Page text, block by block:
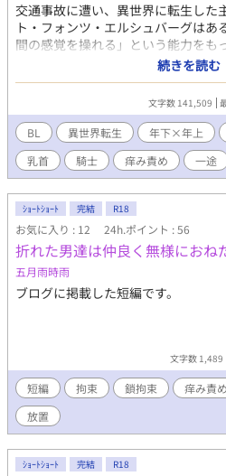
交通事故に遭い、異世界に転生し
ト・フォンツ・エルシュバーグはあ
間の感覚を操れる」という能力をも
が、その能力は「痒み」や「快楽」
チ使いどころのわからない能力だっ
ふと「この能力があれば、あの堅
り調教できるんじゃ……！？」と
ファンタジー（18禁） ■主人公攻×
続きを読む
文字数 141,509
BL 異世界転生 年下×年上
乳首
騎士 痒み責め 一途
ｼｮｰﾄｼｮｰﾄ 完結 R18
お気に入り : 12 24h.ポイント : 56
折れた男達は仲良く無様におね
五月雨時雨
ブログに掲載した短編です。
文字数 1,489
短編 拘束 鎖拘束 痒み責め
放置
ｼｮｰﾄｼｮｰﾄ 完結 R18